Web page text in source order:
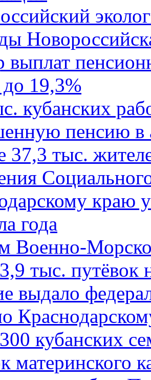
выплат
19,3%
кубанских
пенсию в
тыс.
краю
года
Военно-
тыс. путёвок
выдало
кубанских
материнского